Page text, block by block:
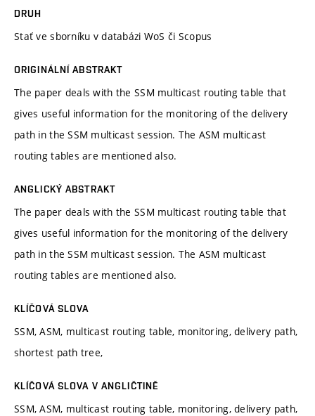
DRUH
Stať ve sborníku v databázi WoS či Scopus
ORIGINÁLNÍ ABSTRAKT
The paper deals with the SSM multicast routing table that
gives useful information for the monitoring of the delivery
path in the SSM multicast session. The ASM multicast
routing tables are mentioned also.
ANGLICKÝ ABSTRAKT
The paper deals with the SSM multicast routing table that
gives useful information for the monitoring of the delivery
path in the SSM multicast session. The ASM multicast
routing tables are mentioned also.
KLÍČOVÁ SLOVA
SSM, ASM, multicast routing table, monitoring, delivery path,
shortest path tree,
KLÍČOVÁ SLOVA V ANGLIČTINĚ
SSM, ASM, multicast routing table, monitoring, delivery path,